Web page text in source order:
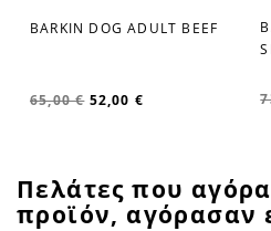
favorite_border
BARKIN DOG ADULT BEEF
65,00 € 52,00 €
Πελάτες που
προϊόν, αγόρασαν